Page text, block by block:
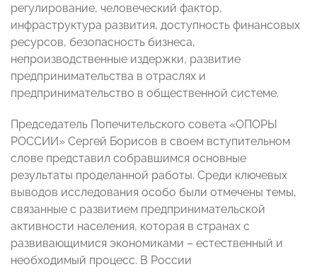
регулирование, человеческий фактор,
инфраструктура развития, доступность финансовых
ресурсов, безопасность бизнеса,
непроизводственные издержки, развитие
предпринимательства в отраслях и
предпринимательство в общественной системе.
Председатель Попечительского совета «ОПОРЫ
РОССИИ» Сергей Борисов в своем вступительном
слове представил собравшимся основные
результаты проделанной работы. Среди ключевых
выводов исследования особо были отмечены темы,
связанные с развитием предпринимательской
активности населения, которая в странах с
развивающимися экономиками – естественный и
необходимый процесс. В России